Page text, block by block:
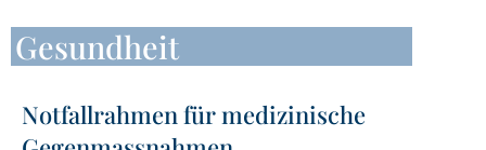
Gesundheit
Notfallrahmen für medizinische